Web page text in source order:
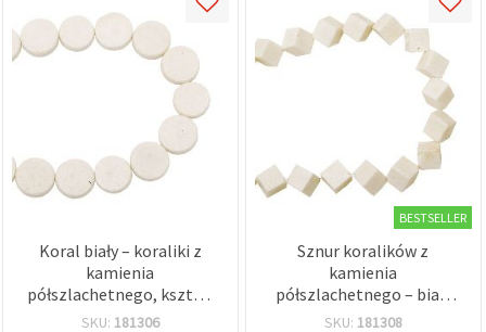
partnerów
analitycznych
wszystkich
plików
cookie,
wszystkie!"
wskazać
swoje
Koral biały – koraliki z
kamienia
półszlachetnego, kształt
płaskiej monety 20×8 mm,
SKU: 181306
BESTSELLER
Sznur koralików z
kamienia
półszlachetnego – biały
koral, kształt kostka,
SKU: 181308